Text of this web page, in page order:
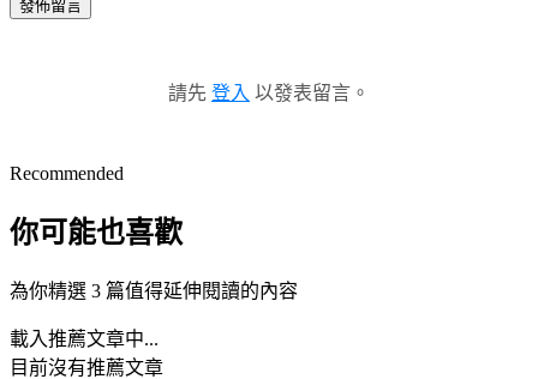
發佈留言
請先 登入 以發表留言。
Recommended
你可能也喜歡
為你精選 3 篇值得延伸閱讀的內容
載入推薦文章中...
目前沒有推薦文章